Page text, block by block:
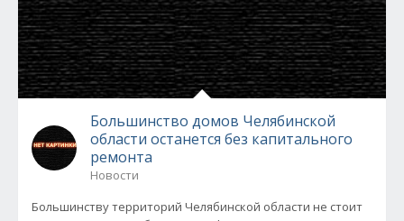
Большинство домов Челябинской
области останется без капитального
ремонта
Новости
Большинству территорий Челябинской области не стоит